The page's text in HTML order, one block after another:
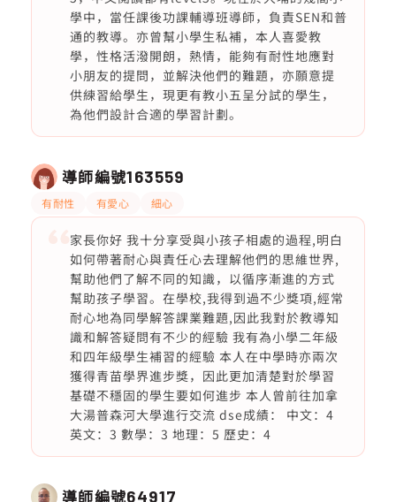
學中，當任課後功課輔導班導師，負責SEN和普
通的教導。亦曾幫小學生私補，本人喜愛教
學，性格活潑開朗，熱情，能夠有耐性地應對
小朋友的提問，並解決他們的難題，亦願意提
供練習給學生，現更有教小五呈分試的學生，
為他們設計合適的學習計劃。
導師編號163559
有耐性 有愛心 細心
家長你好 我十分享受與小孩子相處的過程,明白
如何帶著耐心與責任心去理解他們的思維世界,
幫助他們了解不同的知識，以循序漸進的方式
幫助孩子學習。在學校,我得到過不少獎項,經常
耐心地為同學解答課業難題,因此我對於教導知
識和解答疑問有不少的經驗 我有為小學二年級
和四年級學生補習的經驗 本人在中學時亦兩次
獲得青苗學界進步獎，因此更加清楚對於學習
基礎不穩固的學生要如何進步 本人曾前往加拿
大湯普森河大學進行交流 dse成績： 中文：4
英文：3 數學：3 地理：5 歷史：4
導師編號64917